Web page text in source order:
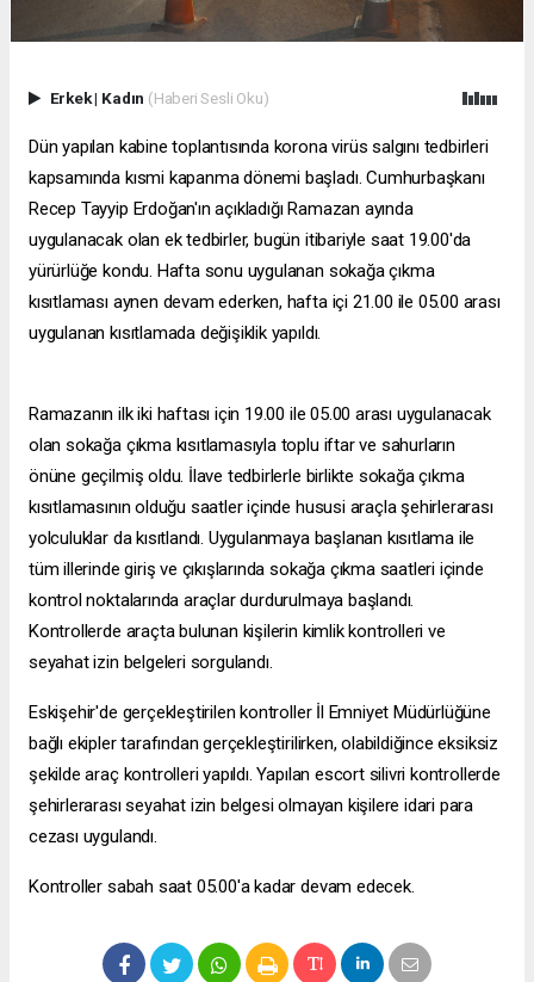
Erkek| Kadın (Haberi Sesli Oku)
Dün yapılan kabine toplantısında korona virüs salgını tedbirleri
kapsamında kısmi kapanma dönemi başladı. Cumhurbaşkanı
Recep Tayyip Erdoğan'ın açıkladığı Ramazan ayında
uygulanacak olan ek tedbirler, bugün itibariyle saat 19.00'da
yürürlüğe kondu. Hafta sonu uygulanan sokağa çıkma
kısıtlaması aynen devam ederken, hafta içi 21.00 ile 05.00 arası
uygulanan kısıtlamada değişiklik yapıldı.
Ramazanın ilk iki haftası için 19.00 ile 05.00 arası uygulanacak
olan sokağa çıkma kısıtlamasıyla toplu iftar ve sahurların
önüne geçilmiş oldu. İlave tedbirlerle birlikte sokağa çıkma
kısıtlamasının olduğu saatler içinde hususi araçla şehirlerarası
yolculuklar da kısıtlandı. Uygulanmaya başlanan kısıtlama ile
tüm illerinde giriş ve çıkışlarında sokağa çıkma saatleri içinde
kontrol noktalarında araçlar durdurulmaya başlandı.
Kontrollerde araçta bulunan kişilerin kimlik kontrolleri ve
seyahat izin belgeleri sorgulandı.
Eskişehir'de gerçekleştirilen kontroller İl Emniyet Müdürlüğüne
bağlı ekipler tarafından gerçekleştirilirken, olabildiğince eksiksiz
şekilde araç kontrolleri yapıldı. Yapılan escort silivri kontrollerde
şehirlerarası seyahat izin belgesi olmayan kişilere idari para
cezası uygulandı.
Kontroller sabah saat 05.00'a kadar devam edecek.